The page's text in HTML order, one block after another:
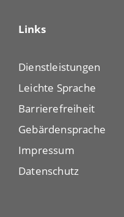
Links
Dienstleistungen
Leichte Sprache
Barrierefreiheit
Gebärdensprache
Impressum
Datenschutz